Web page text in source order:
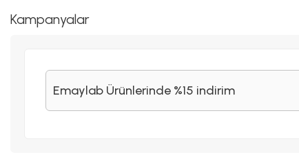
Kampanyalar
Emaylab Ürünlerinde %15 indirim